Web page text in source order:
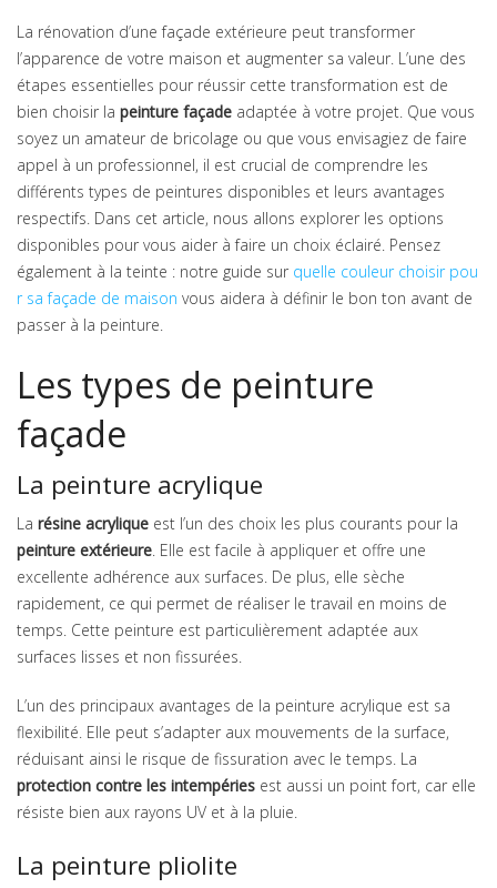
La rénovation d’une façade extérieure peut transformer
l’apparence de votre maison et augmenter sa valeur. L’une des
étapes essentielles pour réussir cette transformation est de
bien choisir la peinture façade adaptée à votre projet. Que vous
soyez un amateur de bricolage ou que vous envisagiez de faire
appel à un professionnel, il est crucial de comprendre les
différents types de peintures disponibles et leurs avantages
respectifs. Dans cet article, nous allons explorer les options
disponibles pour vous aider à faire un choix éclairé. Pensez
également à la teinte : notre guide sur quelle couleur choisir pou
r sa façade de maison vous aidera à définir le bon ton avant de
passer à la peinture.
Les types de peinture
façade
La peinture acrylique
La résine acrylique est l’un des choix les plus courants pour la
peinture extérieure. Elle est facile à appliquer et offre une
excellente adhérence aux surfaces. De plus, elle sèche
rapidement, ce qui permet de réaliser le travail en moins de
temps. Cette peinture est particulièrement adaptée aux
surfaces lisses et non fissurées.
L’un des principaux avantages de la peinture acrylique est sa
flexibilité. Elle peut s’adapter aux mouvements de la surface,
réduisant ainsi le risque de fissuration avec le temps. La
protection contre les intempéries est aussi un point fort, car elle
résiste bien aux rayons UV et à la pluie.
La peinture pliolite